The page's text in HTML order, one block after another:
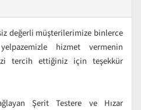
değerli müşterilerimize binlerce
hizmet vermenin
tercih ettiğiniz için teşekkür
Şerit Testere ve Hızar